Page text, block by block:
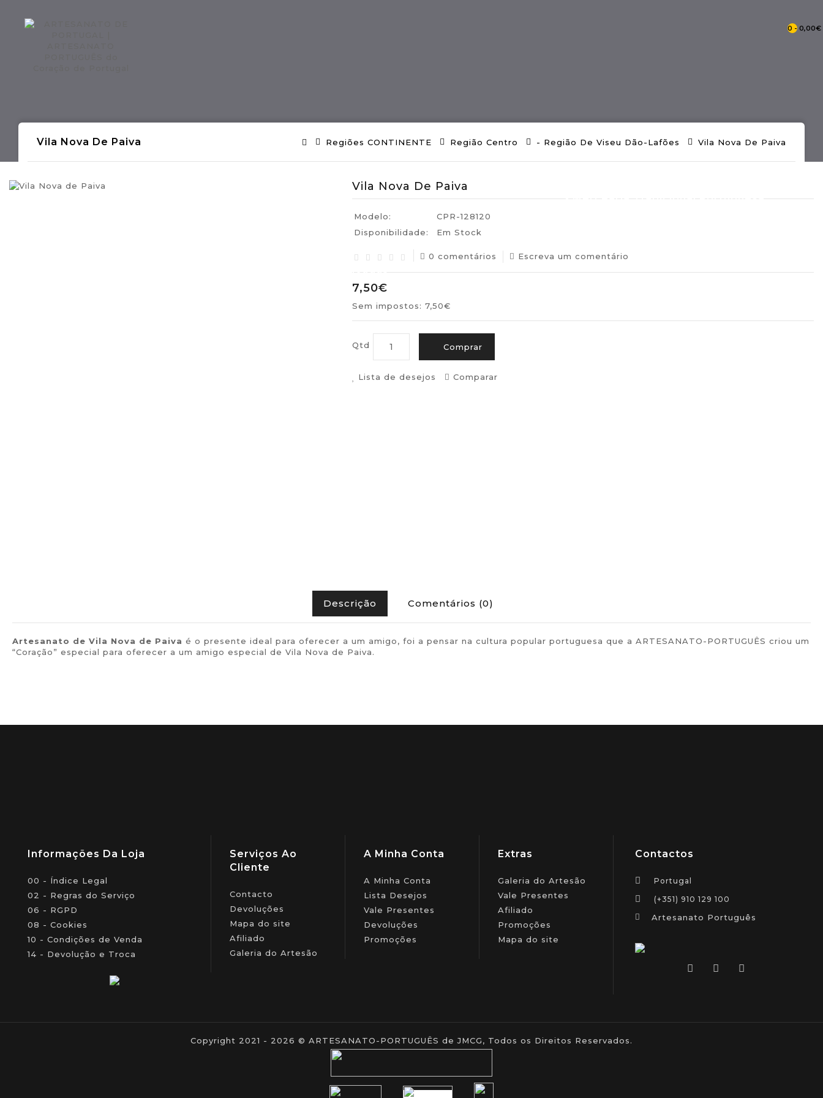
0 - 0,00€
- Mercearia Tradicional Portuguesa
- Produções Artesanais Tradicionais Portuguesas Certificadas
Vila Nova De Paiva Regiões CONTINENTE Região Centro - Região De Viseu Dão-Lafões Vila Nova De Paiva
Vila Nova De Paiva
Modelo:
CPR-128120
Disponibilidade:
Em Stock
0 comentários Escreva um comentário
7,50€
Sem impostos: 7,50€
Qtd Comprar
Lista de desejos Comparar
Descrição Comentários (0)
Artesanato de Vila Nova de Paiva é o presente ideal para oferecer a um amigo, foi a pensar na cultura popular portuguesa que a ARTESANATO-PORTUGUÊS criou um
“Coração” especial para oferecer a um amigo especial de Vila Nova de Paiva.
Informações Da Loja
00 - Índice Legal
02 - Regras do Serviço
06 - RGPD
08 - Cookies
10 - Condições de Venda
14 - Devolução e Troca
Serviços Ao
Cliente
Contacto
Devoluções
Mapa do site
Afiliado
Galeria do Artesão
A Minha Conta
A Minha Conta
Lista Desejos
Vale Presentes
Devoluções
Promoções
Extras
Galeria do Artesão
Vale Presentes
Afiliado
Promoções
Mapa do site
Contactos
Portugal
(+351) 910 129 100
Artesanato Português
Copyright 2021 - 2026 © ARTESANATO-PORTUGUÊS de JMCG, Todos os Direitos Reservados.